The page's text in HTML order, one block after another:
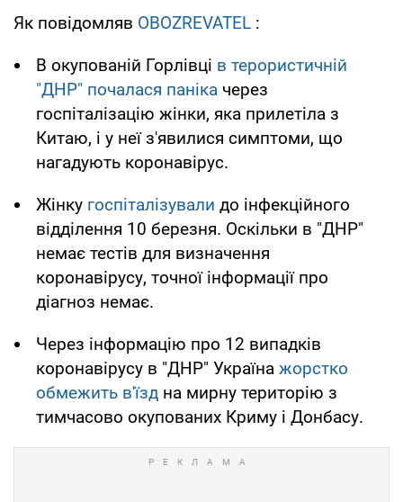
Як повідомляв OBOZREVATEL :
В окупованій Горлівці в терористичній
"ДНР" почалася паніка через
госпіталізацію жінки, яка прилетіла з
Китаю, і у неї з'явилися симптоми, що
нагадують коронавірус.
Жінку госпіталізували до інфекційного
відділення 10 березня. Оскільки в "ДНР"
немає тестів для визначення
коронавірусу, точної інформації про
діагноз немає.
Через інформацію про 12 випадків
коронавірусу в "ДНР" Україна жорстко
обмежить в'їзд на мирну територію з
тимчасово окупованих Криму і Донбасу.